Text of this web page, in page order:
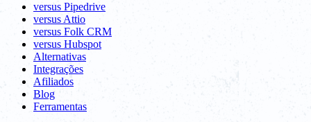
versus Pipedrive
versus Attio
versus Folk CRM
versus Hubspot
Alternativas
Integrações
Afiliados
Blog
Ferramentas